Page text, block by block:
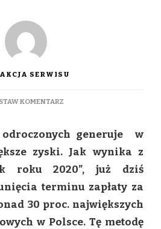
SERWISU
KOMENTARZDO
RYNKU
ODROCZONYCH
PŁATNOŚCI
odroczonych generuje w
zyski. Jak wynika z
roku 2020”, już dziś
terminu zapłaty za
30 proc. największych
w Polsce. Tę metodę